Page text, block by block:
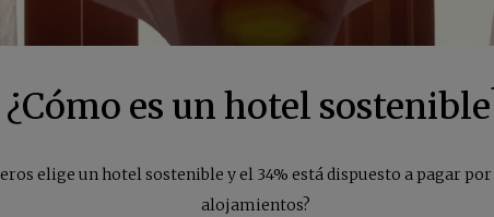
¿Cómo es un hotel
elige un hotel sostenible y el 34% está dispuesto a pagar por
alojamientos?